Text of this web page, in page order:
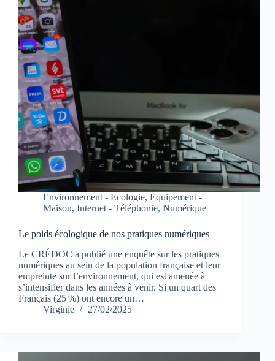
Environnement - Ecologie, Equipement -
Maison, Internet - Téléphonie, Numérique
Le poids écologique de nos pratiques numériques
Le CRÉDOC a publié une enquête sur les pratiques
numériques au sein de la population française et leur
empreinte sur l’environnement, qui est amenée à
s’intensifier dans les années à venir. Si un quart des
Français (25 %) ont encore un…
Virginie
27/02/2025